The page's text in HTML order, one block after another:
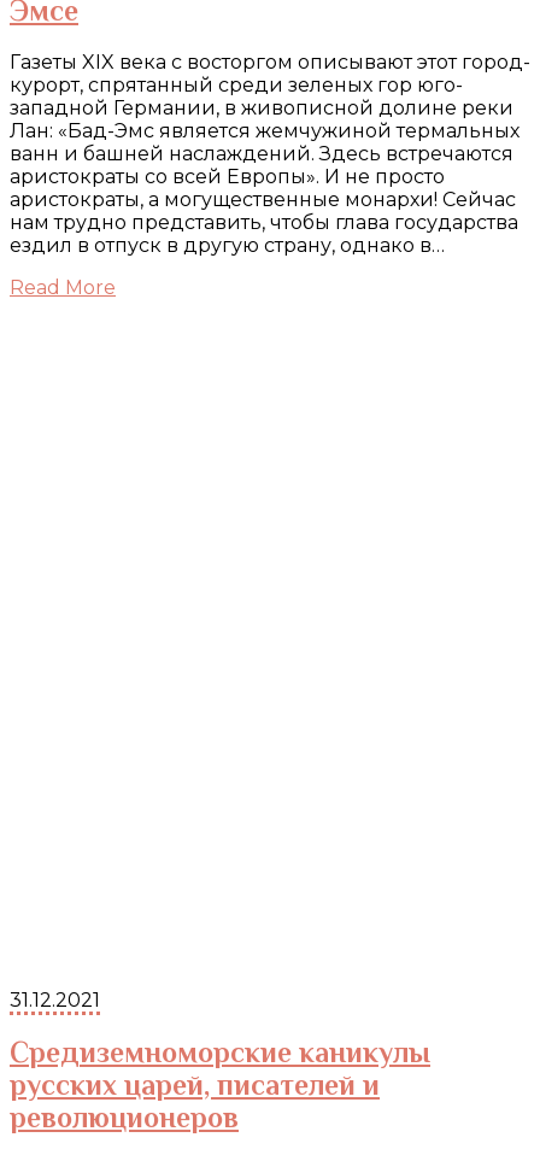
Эмсе
Газеты XIX века с восторгом описывают этот город-
курорт, спрятанный среди зеленых гор юго-
западной Германии, в живописной долине реки
Лан: «Бад-Эмс является жемчужиной термальных
ванн и башней наслаждений. Здесь встречаются
аристократы со всей Европы». И не просто
аристократы, а могущественные монархи! Сейчас
нам трудно представить, чтобы глава государства
ездил в отпуск в другую страну, однако в…
Read More
31.12.2021
Средиземноморские каникулы
русских царей, писателей и
революционеров